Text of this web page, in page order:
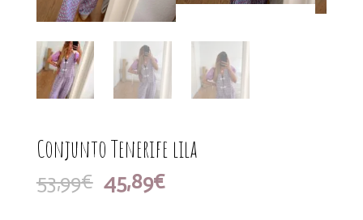
Conjunto Tenerife lila
53,99€ El
precio
45,89€El